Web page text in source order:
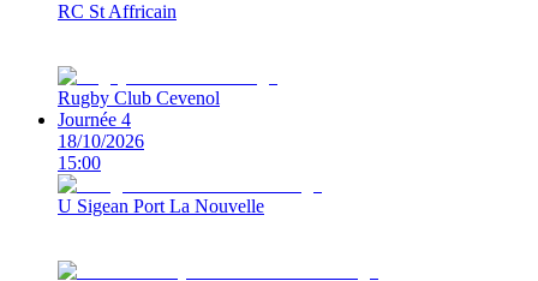
RC St Affricain
Rugby Club Cevenol
Journée 4
18/10/2026
15:00
U Sigean Port La Nouvelle